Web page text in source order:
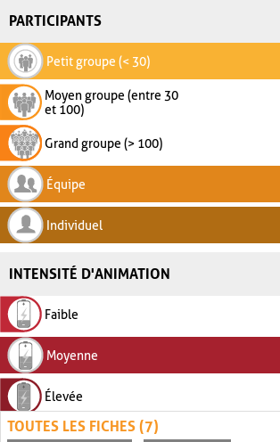
PARTICIPANTS
Petit groupe (< 30)
Moyen groupe (entre 30
et 100)
Grand groupe (> 100)
Équipe
Individuel
INTENSITÉ D'ANIMATION
Faible
Moyenne
Élevée
TOUTES LES FICHES (7)